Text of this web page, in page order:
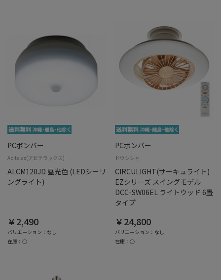
PCボンバー
Abitelax(アビテラックス)
ALCM120JD 昼光色 (LEDシーリ
ングライト)
￥2,490
バリエーション：なし
在庫：○
PCボンバー
ドウシシャ
CIRCULIGHT(サーキュライト)
EZシリーズ スイングモデル
DCC-SW06EL ライトウッド 6畳
タイプ
￥24,800
バリエーション：なし
在庫：○